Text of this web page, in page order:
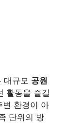
대규모 공원
활동을 즐길
변 환경이 아
단위의 방